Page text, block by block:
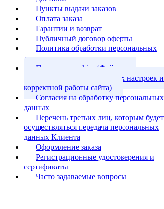
Все бренды
Пункты выдачи заказов
Оплата заказа
Гарантии и возврат
Публичный договор оферты
Политика обработки персональных
данных
Политика cookies (Файлы для
сохранения пользовательских настроек и
корректной работы сайта)
Согласия на обработку персональных
данных
Перечень третьих лиц, которым будет
осуществляться передача персональных
данных Клиента
Оформление заказа
Регистрационные удостоверения и
сертификаты
Часто задаваемые вопросы